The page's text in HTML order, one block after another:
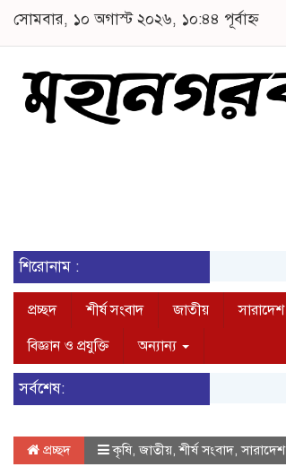
সোমবার, ১০ অগাস্ট ২০২৬, ১০:৪৪ পূর্বাহ্ন
শিরোনাম :
প্রচ্ছদ শীর্ষ সংবাদ জাতীয় সারাদেশ
বিজ্ঞান ও প্রযুক্তি
অন্যান্য
সর্বশেষ:
প্রচ্ছদ কৃষি,জাতীয়,শীর্ষ সংবাদ,সারাদেশ